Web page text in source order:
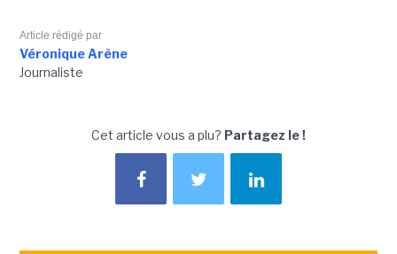
Article rédigé par
Véronique Arène
Journaliste
Cet article vous a plu? Partagez le !